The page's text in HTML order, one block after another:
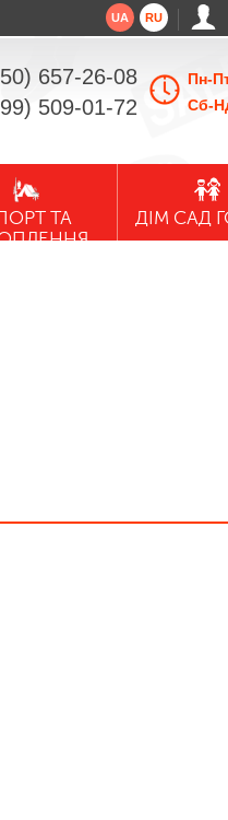
UA RU
657-26-08
509-01-72
Пн-
Сб-
ТА
ДІМ САД